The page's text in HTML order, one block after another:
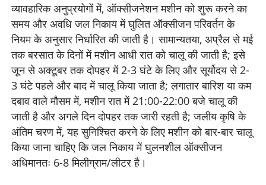
व्यावहारिक अनुप्रयोगों में, ऑक्सीजनेशन मशीन को शुरू करने का
समय और अवधि जल निकाय में घुलित ऑक्सीजन परिवर्तन के
नियम के अनुसार निर्धारित की जाती है। सामान्यतया, अप्रैल से मई
तक बरसात के दिनों में मशीन आधी रात को चालू की जाती है; इसे
जून से अक्टूबर तक दोपहर में 2-3 घंटे के लिए और सूर्योदय से 2-
3 घंटे पहले और बाद में चालू किया जाता है; लगातार बारिश या कम
दबाव वाले मौसम में, मशीन रात में 21:00-22:00 बजे चालू की
जाती है और अगले दिन दोपहर तक जारी रहती है; जलीय कृषि के
अंतिम चरण में, यह सुनिश्चित करने के लिए मशीन को बार-बार चालू
किया जाना चाहिए कि जल निकाय में घुलनशील ऑक्सीजन
अधिमानतः 6-8 मिलीग्राम/लीटर है।